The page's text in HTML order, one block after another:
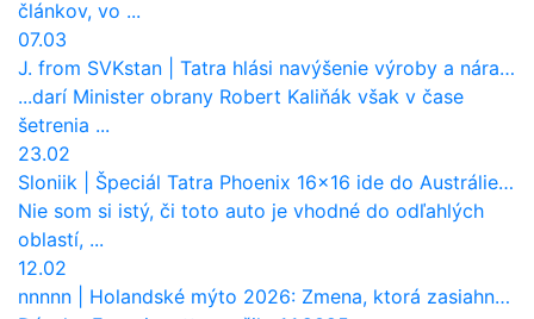
článkov, vo ...
07.03
J. from SVKstan
Tatra hlási navýšenie výroby a nárast tržieb. Ktorí odberatelia sú kľúčoví?
...darí Minister obrany Robert Kaliňák však v čase
šetrenia ...
23.02
Sloniik
Špeciál Tatra Phoenix 16×16 ide do Austrálie. Na čo bude slúžiť?
Nie som si istý, či toto auto je vhodné do odľahlých
oblastí, ...
12.02
nnnnn
Holandské mýto 2026: Zmena, ktorá zasiahne slovenských dopravcov